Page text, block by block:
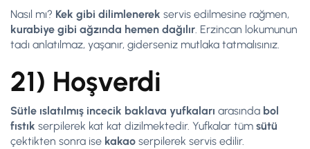
Nasıl mı? Kek gibi dilimlenerek servis edilmesine rağmen,
kurabiye gibi ağzında hemen dağılır. Erzincan lokumunun
tadı anlatılmaz, yaşanır, giderseniz mutlaka tatmalısınız.
21) Hoşverdi
Sütle ıslatılmış incecik baklava yufkaları arasında bol
fıstık serpilerek kat kat dizilmektedir. Yufkalar tüm sütü
çektikten sonra ise kakao serpilerek servis edilir.